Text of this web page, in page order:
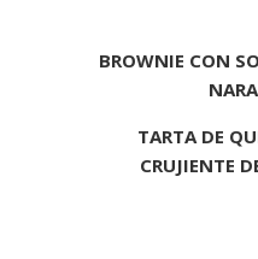
BROWNIE CON
TARTA DE
CRUJIENTE